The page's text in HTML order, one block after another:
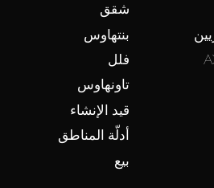
شقق
بنتهاوس
فلل
تاونهاوس
قيد الإنشاء
أدلّة المناطق
بيع